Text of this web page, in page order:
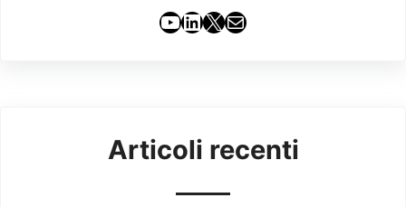
YouTube
LinkedIn
X Email
Articoli recenti